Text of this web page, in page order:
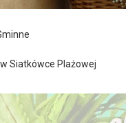
Siatkówce Plażowej